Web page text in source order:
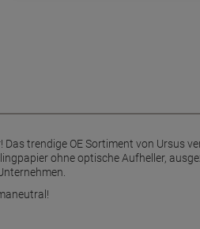
Das trendige OE Sortiment von Ursus
ohne optische Aufheller,